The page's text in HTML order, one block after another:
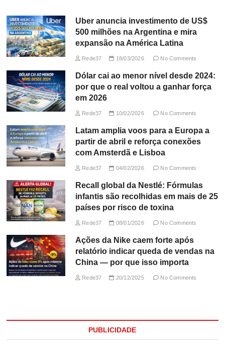
Uber anuncia investimento de US$
500 milhões na Argentina e mira
expansão na América Latina
Rede37 18/03/2026 No Comments
Dólar cai ao menor nível desde 2024:
por que o real voltou a ganhar força
em 2026
Rede37 10/02/2026 No Comments
Latam amplia voos para a Europa a
partir de abril e reforça conexões
com Amsterdã e Lisboa
Rede37 04/02/2026 No Comments
Recall global da Nestlé: Fórmulas
infantis são recolhidas em mais de 25
países por risco de toxina
Rede37 08/01/2026 No Comments
Ações da Nike caem forte após
relatório indicar queda de vendas na
China — por que isso importa
Rede37 20/12/2025 No Comments
PUBLICIDADE